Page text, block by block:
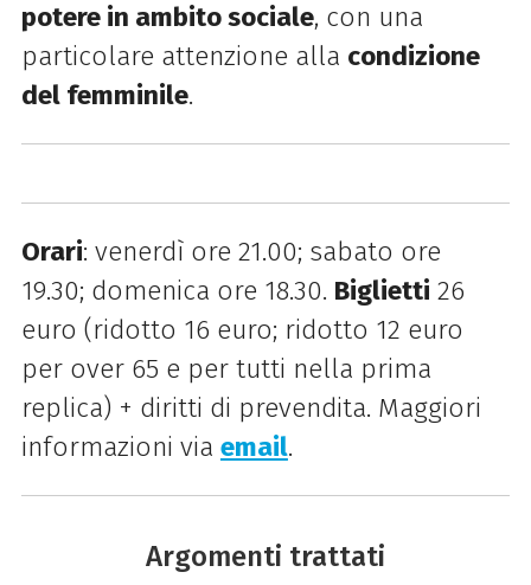
potere in ambito sociale, con una
particolare attenzione alla condizione
del femminile.
Orari: venerdì ore 21.00; sabato ore
19.30; domenica ore 18.30. Biglietti 26
euro (ridotto 16 euro; ridotto 12 euro
per over 65 e per tutti nella prima
replica) + diritti di prevendita. Maggiori
informazioni via email.
Argomenti trattati